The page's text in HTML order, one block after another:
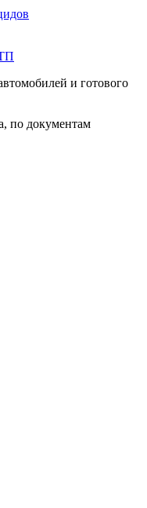
и готового
по документам